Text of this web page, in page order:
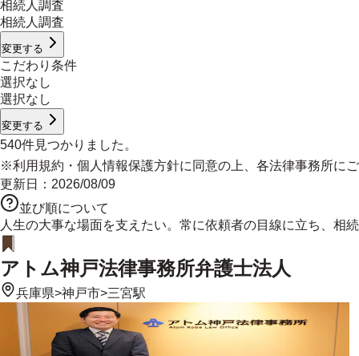
相続人調査
相続人調査
変更する
こだわり条件
選択なし
選択なし
変更する
540件見つかりました。
※利用規約 ・ 個人情報保護方針に同意の上、各法律事務所に
更新日： 2026/08/09
並び順について
人生の大事な場面を支えたい。常に依頼者の目線に立ち、相
アトム神戸法律事務所弁護士法人
兵庫県>神戸市>三宮駅